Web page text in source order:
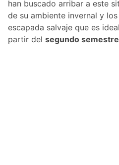
han buscado arribar a este
de su ambiente invernal y
escapada salvaje que es
partir del segundo